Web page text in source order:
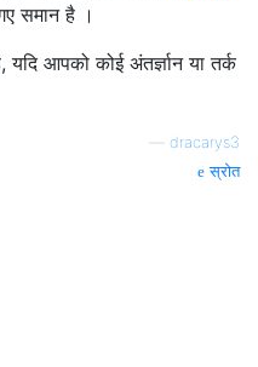
समान है ।
यदि आपको कोई अंतर्ज्ञान या तर्क
dracarys3
स्रोत